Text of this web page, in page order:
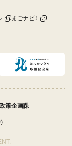
まごナビ！
策企画課